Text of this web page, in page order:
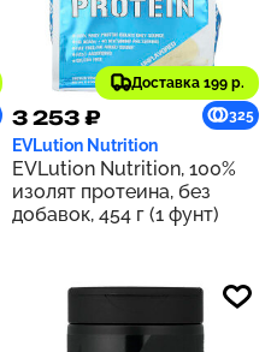
Доставка 199 р.
3 253 ₽ 325
EVLution Nutrition
EVLution Nutrition, 100%
изолят протеина, без
добавок, 454 г (1 фунт)